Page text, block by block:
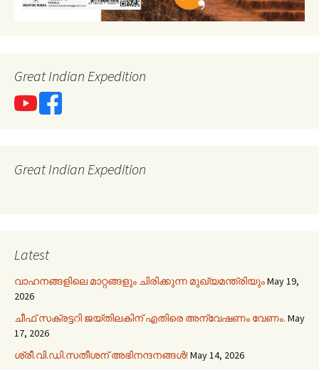
Great Indian Expedition
Great Indian Expedition
Latest
വാഹനങ്ങളിലെ മാറ്റങ്ങളും ചിരിക്കുന്ന മുഖ്യമന്ത്രിയുംMay 19,
2026
ചീഫ് സക്രട്ടറി ജയ്തിലകിന് എതിരെ അന്വേഷണം വേണം. May
17, 2026
ശ്രീ.വി.ഡി.സതീശന് അഭിനന്ദനങ്ങൾ! May 14, 2026